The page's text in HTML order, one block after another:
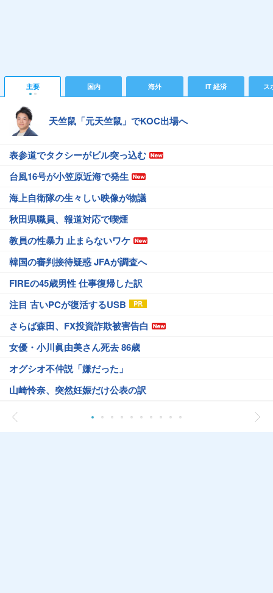
主要 国内 海外 IT 経済 ス
天竺鼠「元天竺鼠」でKOC出場へ
表参道でタクシーがビル突っ込む
台風16号が小笠原近海で発生
海上自衛隊の生々しい映像が物議
秋田県職員、報道対応で喫煙
教員の性暴力 止まらないワケ
韓国の審判接待疑惑 JFAが調査へ
FIREの45歳男性 仕事復帰した訳
注目 古いPCが復活するUSB
さらば森田、FX投資詐欺被害告白
女優・小川眞由美さん死去 86歳
オグシオ不仲説「嫌だった」
山崎怜奈、突然妊娠だけ公表の訳